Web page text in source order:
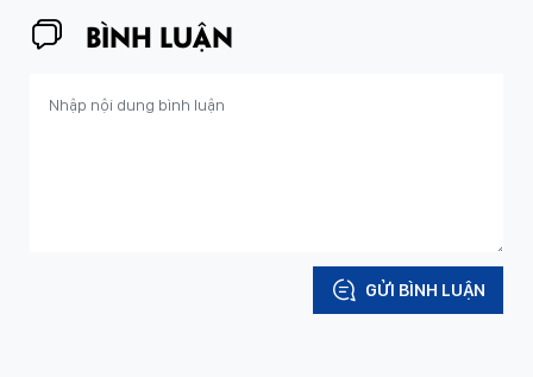
BÌNH LUẬN
GỬI BÌNH LUẬN